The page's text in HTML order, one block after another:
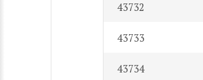
43732
43733
43734